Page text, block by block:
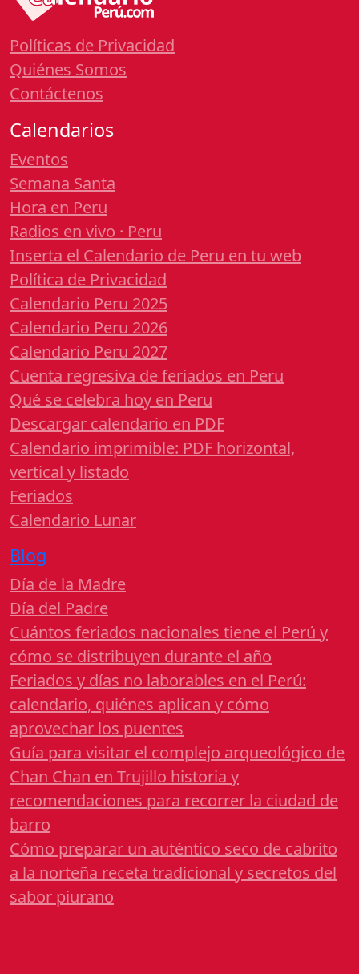
Políticas de Privacidad
Quiénes Somos
Contáctenos
Calendarios
Eventos
Semana Santa
Hora en Peru
Radios en vivo · Peru
Inserta el Calendario de Peru en tu web
Política de Privacidad
Calendario Peru 2025
Calendario Peru 2026
Calendario Peru 2027
Cuenta regresiva de feriados en Peru
Qué se celebra hoy en Peru
Descargar calendario en PDF
Calendario imprimible: PDF horizontal,
vertical y listado
Feriados
Calendario Lunar
Blog
Día de la Madre
Día del Padre
Cuántos feriados nacionales tiene el Perú y
cómo se distribuyen durante el año
Feriados y días no laborables en el Perú:
calendario, quiénes aplican y cómo
aprovechar los puentes
Guía para visitar el complejo arqueológico de
Chan Chan en Trujillo historia y
recomendaciones para recorrer la ciudad de
barro
Cómo preparar un auténtico seco de cabrito
a la norteña receta tradicional y secretos del
sabor piurano